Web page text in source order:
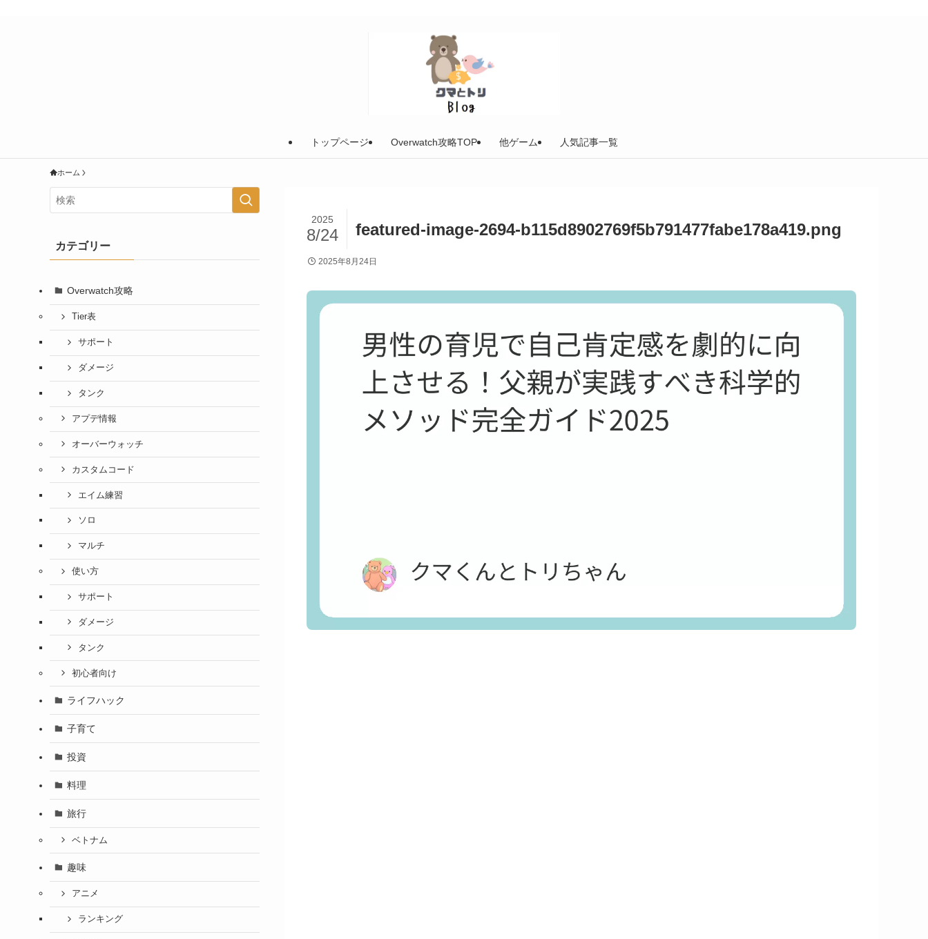
トップページ Overwatch攻略TOP 他ゲーム 人気記事一覧
ホーム
featured-image-2694-b115d8902769f5b791477fabe178a419.png
2025
8/24
2025年8月24日
カテゴリー
Overwatch攻略
Tier表
サポート
ダメージ
タンク
アプデ情報
オーバーウォッチ
カスタムコード
エイム練習
ソロ
マルチ
使い方
サポート
ダメージ
タンク
初心者向け
ライフハック
子育て
投資
料理
旅行
ベトナム
趣味
アニメ
ランキング